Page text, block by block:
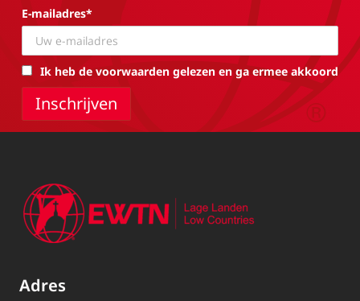
E-mailadres*
Ik heb de voorwaarden gelezen en ga ermee akkoord
Adres